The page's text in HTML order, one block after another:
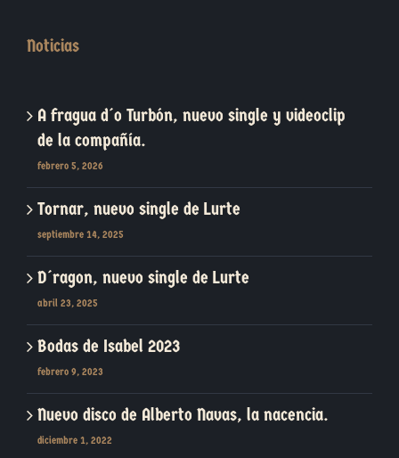
Noticias
A fragua d´o Turbón, nuevo single y videoclip
de la compañía.
febrero 5, 2026
Tornar, nuevo single de Lurte
septiembre 14, 2025
D´ragon, nuevo single de Lurte
abril 23, 2025
Bodas de Isabel 2023
febrero 9, 2023
Nuevo disco de Alberto Navas, la nacencia.
diciembre 1, 2022